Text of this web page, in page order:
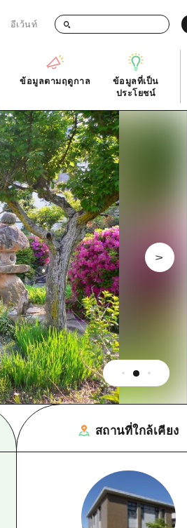
อีเว้นท์
ข้อมูลตามฤดูกาล
ข้อมูลที่เป็น
ประโยชน์
ประโยชน์
คำถามที่พบบ่อย
ดาวน์โหลดรูปภาพ
ข้อมูลการขนส่งระหว่างเกิดภัยพิบัติ
สถานที่ใกล้เคียง